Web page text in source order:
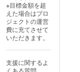
ル）デ
ザイン
をイ
メージ
し 国
創し生
産した
一品
ラベル
や注意
書きを
ご確認
くださ
い。」
間中保
有者
は、神
零リ
ピート
購入
引優待
ターン
詳細 ※
藤原カ
ムイ制
作オリ
ジナル
（特別
となり
ます リ
ターン
詳細 ※
藤原カ
ムイ制
ジナル
われる
オフ会
カムイ
先生と
の企画
イベン
NFT、
※目標金額を超
えた場合はプロ
ジェクトの運営
費に充てさせて
いただきます。
支援に関するよ